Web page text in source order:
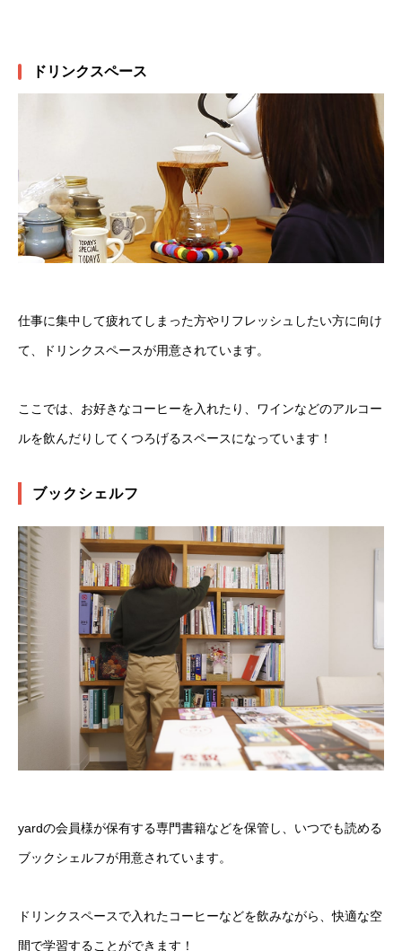
ドリンクスペース
仕事に集中して疲れてしまった方やリフレッシュしたい方に向け
て、ドリンクスペースが用意されています。
ここでは、お好きなコーヒーを入れたり、ワインなどのアルコー
ルを飲んだりしてくつろげるスペースになっています！
ブックシェルフ
yardの会員様が保有する専門書籍などを保管し、いつでも読める
ブックシェルフが用意されています。
ドリンクスペースで入れたコーヒーなどを飲みながら、快適な空
間で学習することができます！